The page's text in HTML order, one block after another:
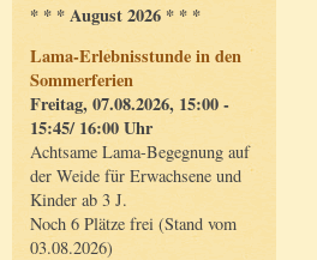
* * * August 2026 * * *
Lama-Erlebnisstunde in den
Sommerferien
Freitag, 07.08.2026, 15:00 -
15:45/ 16:00 Uhr
Achtsame Lama-Begegnung auf
der Weide für Erwachsene und
Kinder ab 3 J.
Noch 6 Plätze frei (Stand vom
03.08.2026)